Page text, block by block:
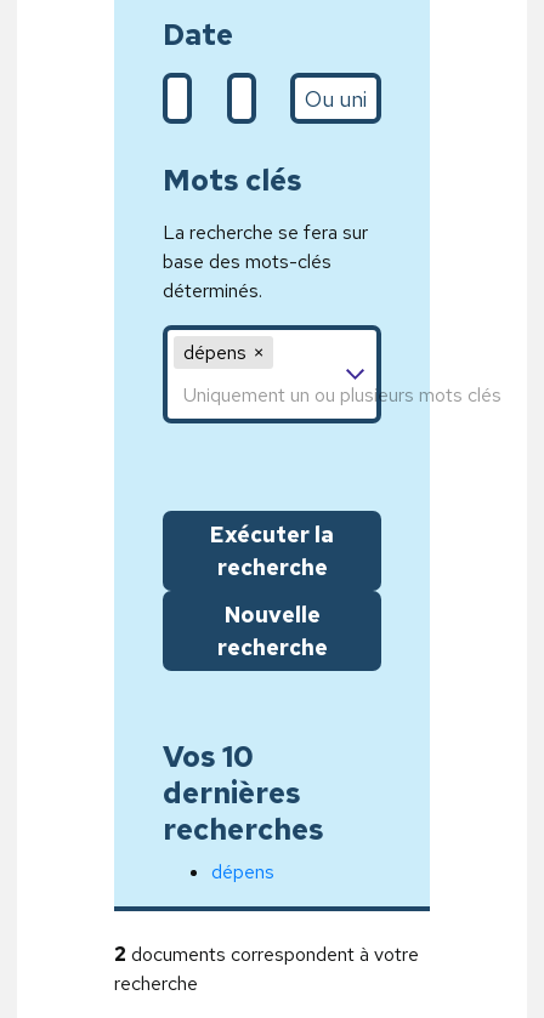
Date
De (d/m/Y)A (31/01/2020)
L’année
Mots clés
La recherche se fera sur
base des mots-clés
déterminés.
Mot clé 1,Mot clé 2,Mot clé 3
dépens
Exécuter la
recherche
Nouvelle
recherche
Vos 10
dernières
recherches
dépens
2 documents correspondent à votre
recherche